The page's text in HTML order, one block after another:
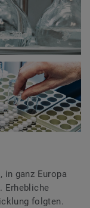
in ganz Europa
Erhebliche
folgten.